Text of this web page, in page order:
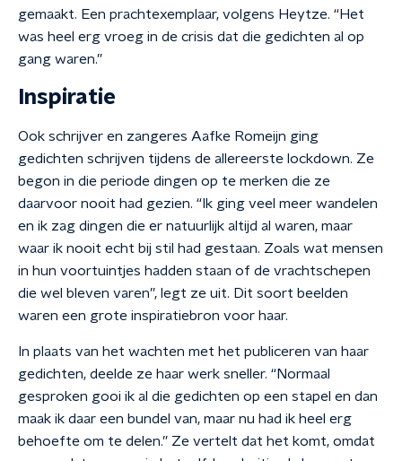
gemaakt. Een prachtexemplaar, volgens Heytze. “Het
was heel erg vroeg in de crisis dat die gedichten al op
gang waren.”
Inspiratie
Ook schrijver en zangeres Aafke Romeijn ging
gedichten schrijven tijdens de allereerste lockdown. Ze
begon in die periode dingen op te merken die ze
daarvoor nooit had gezien. “Ik ging veel meer wandelen
en ik zag dingen die er natuurlijk altijd al waren, maar
waar ik nooit echt bij stil had gestaan. Zoals wat mensen
in hun voortuintjes hadden staan of de vrachtschepen
die wel bleven varen”, legt ze uit. Dit soort beelden
waren een grote inspiratiebron voor haar.
In plaats van het wachten met het publiceren van haar
gedichten, deelde ze haar werk sneller. “Normaal
gesproken gooi ik al die gedichten op een stapel en dan
maak ik daar een bundel van, maar nu had ik heel erg
behoefte om te delen.” Ze vertelt dat het komt, omdat